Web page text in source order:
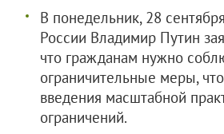
В понедельник, 28
России Владимир Путин
что гражданам нужно
ограничительные меры,
введения масштабной
ограничений.